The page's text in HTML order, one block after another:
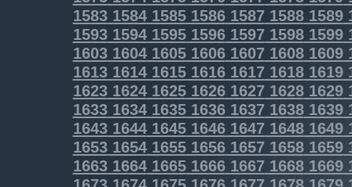
1583158415851586158715881589
1593159415951596159715981599
1603160416051606160716081609
1613161416151616161716181619
1623162416251626162716281629
1633163416351636163716381639
1643164416451646164716481649
1653165416551656165716581659
1663166416651666166716681669